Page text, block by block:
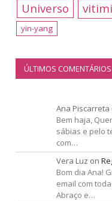
Universo
yin-yang
ÚLTIMOS COMENTÁRIOS
Ana Piscarreta
Bem haja,
sábias e pelo
com…
Vera Luz on
Bom dia Ana!
email com
Abraço e…